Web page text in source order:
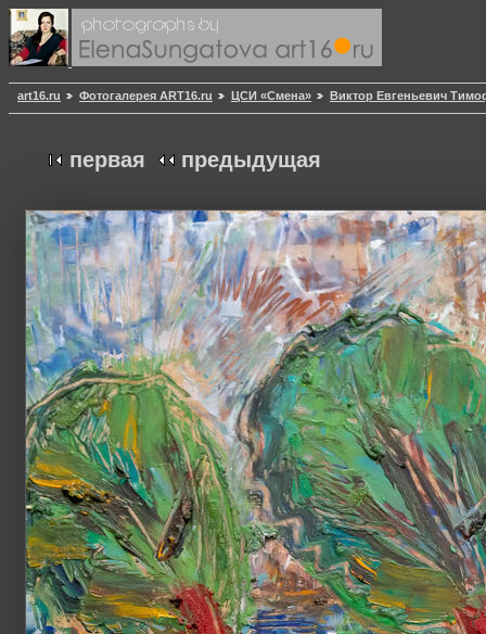
art16.ru Фотогалерея ART16.ru ЦСИ «Смена» Виктор Евгеньевич
первая предыдущая